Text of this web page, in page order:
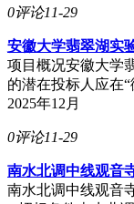
0评论11-29
安徽大学翡翠湖实
项目概况安徽大学
的潜在投标人应在
2025年12月
0评论11-29
南水北调中线观音
南水北调中线观音